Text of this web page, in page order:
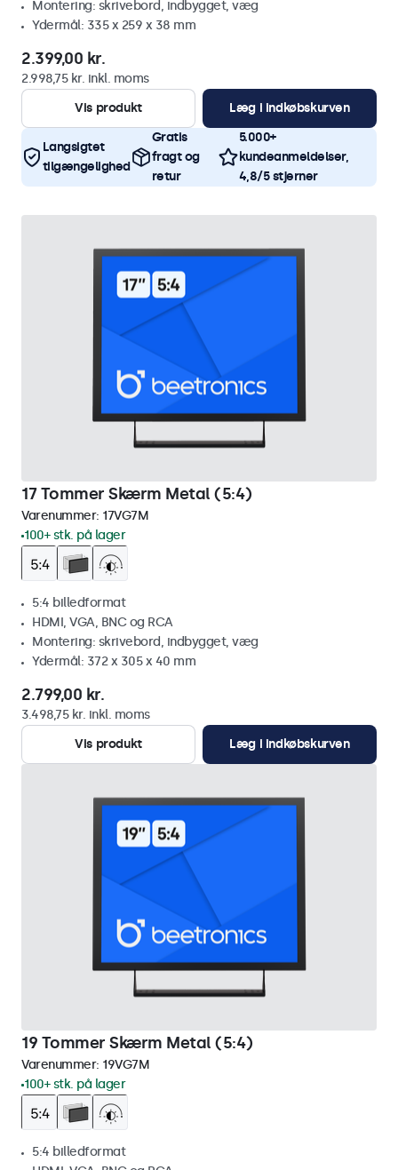
Montering: skrivebord, indbygget, væg
Ydermål: 335 x 259 x 38 mm
2.399,00 kr.
2.998,75 kr. inkl. moms
Vis produkt
Læg i indkøbskurven
Langsigtet
tilgængelighed
Gratis
fragt og
retur
5.000+
kundeanmeldelser,
4,8/5 stjerner
17 Tommer Skærm Metal (5:4)
Varenummer: 17VG7M
100+ stk. på lager
5:4 billedformat
HDMI, VGA, BNC og RCA
Montering: skrivebord, indbygget, væg
Ydermål: 372 x 305 x 40 mm
2.799,00 kr.
3.498,75 kr. inkl. moms
Vis produkt
Læg i indkøbskurven
19 Tommer Skærm Metal (5:4)
Varenummer: 19VG7M
100+ stk. på lager
5:4 billedformat